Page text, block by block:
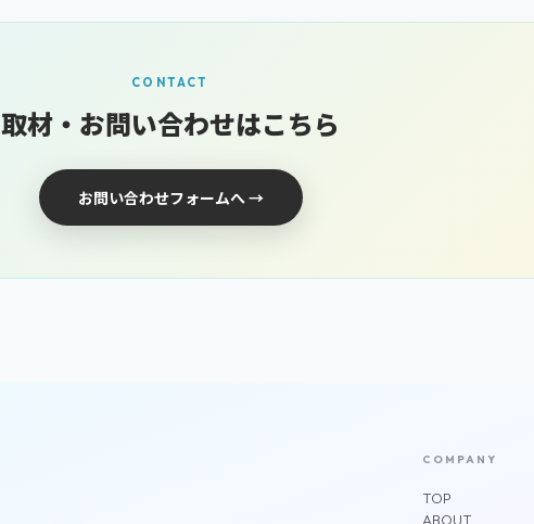
CONTACT
取材・お問い合わせはこちら
お問い合わせフォームへ →
COMPANY
TOP
ABOUT